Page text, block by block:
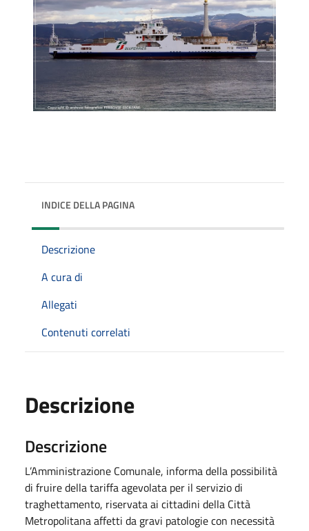
INDICE DELLA PAGINA
Descrizione
A cura di
Allegati
Contenuti correlati
Descrizione
Descrizione
L’Amministrazione Comunale, informa della possibilità
di fruire della tariffa agevolata per il servizio di
traghettamento, riservata ai cittadini della Città
Metropolitana affetti da gravi patologie con necessità